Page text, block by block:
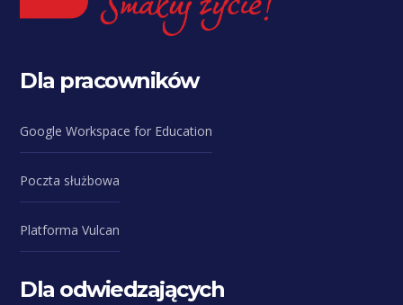
Dla pracowników
Google Workspace for Education
Poczta służbowa
Platforma Vulcan
Dla odwiedzających